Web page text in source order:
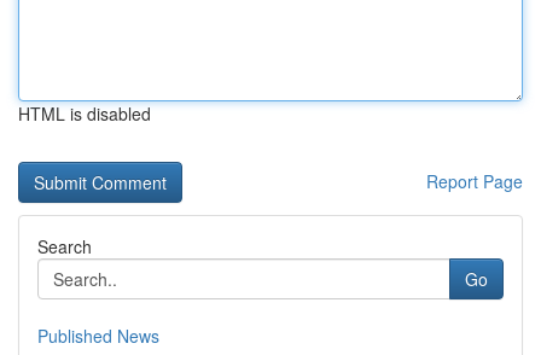
HTML is disabled
Report Page
Search
Go
Published News